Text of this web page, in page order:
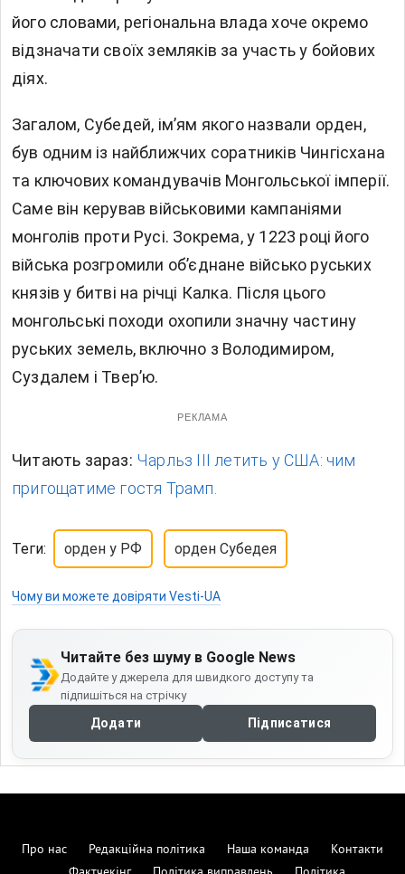
його словами, регіональна влада хоче окремо
відзначати своїх земляків за участь у бойових
діях.
Загалом, Субедей, ім’ям якого назвали орден,
був одним із найближчих соратників Чингісхана
та ключових командувачів Монгольської імперії.
Саме він керував військовими кампаніями
монголів проти Русі. Зокрема, у 1223 році його
війська розгромили об’єднане військо руських
князів у битві на річці Калка. Після цього
монгольські походи охопили значну частину
руських земель, включно з Володимиром,
Суздалем і Твер’ю.
РЕКЛАМА
Читають зараз: Чарльз ІІІ летить у США: чим
пригощатиме гостя Трамп.
Теги: орден у РФ орден Субедея
Чому ви можете довіряти Vesti-UA
Читайте без шуму в Google News
Додайте у джерела для швидкого доступу та
підпишіться на стрічку
Додати Підписатися
Про нас Редакційна політика Наша команда
Контакти